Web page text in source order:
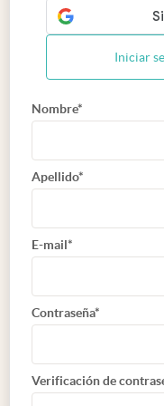
Iniciar
Nombre*
Apellido*
E-mail*
Contraseña*
Verificación de